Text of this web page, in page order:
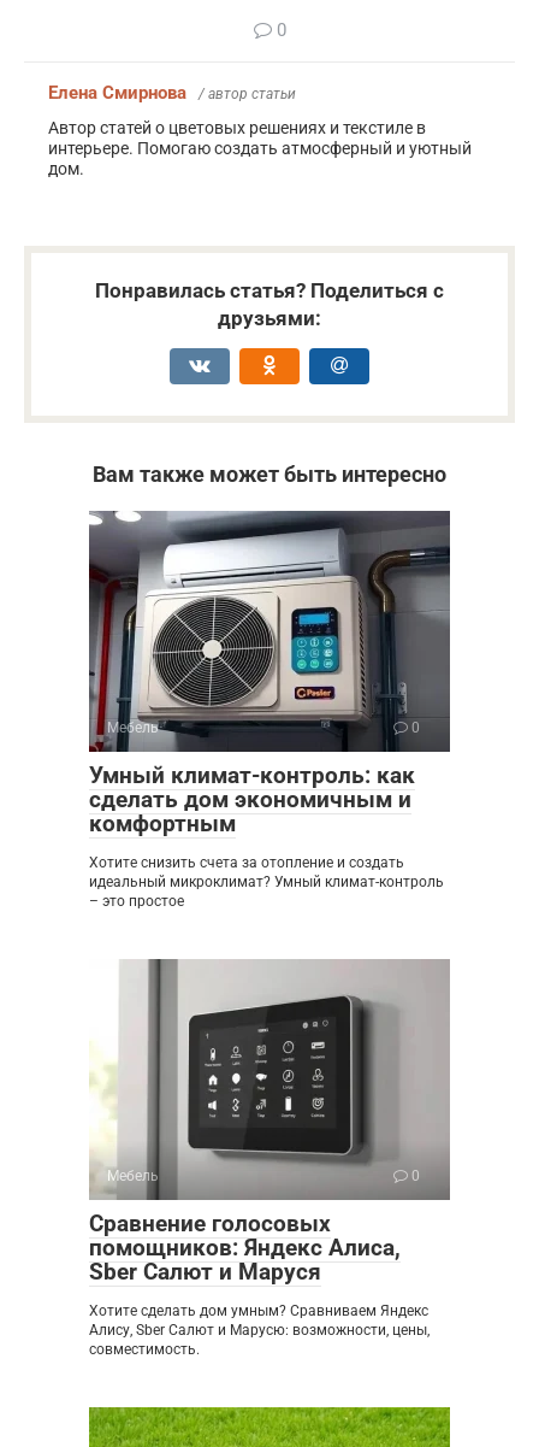
0
Елена Смирнова / автор статьи
Автор статей о цветовых решениях и текстиле в
интерьере. Помогаю создать атмосферный и уютный
дом.
Понравилась статья? Поделиться с
друзьями:
Вам также может быть интересно
Мебель 0
Умный климат-контроль: как
сделать дом экономичным и
комфортным
Хотите снизить счета за отопление и создать
идеальный микроклимат? Умный климат-контроль
– это простое
Мебель 0
Сравнение голосовых
помощников: Яндекс Алиса,
Sber Салют и Маруся
Хотите сделать дом умным? Сравниваем Яндекс
Алису, Sber Салют и Марусю: возможности, цены,
совместимость.